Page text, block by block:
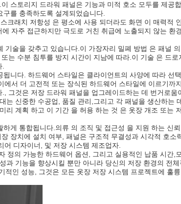
스토리지 드라워 패널은 기능과 미적 호소 모두를 제공
를 충족하도록 설계되었습니다.
래치 저항성 은 평소에 사용 되더라도 화면 이 매력적
자주 접근하지만 극도로 거친 취급에 노출되지 않는 환
술을 갖추고 있습니다.이 가장자리 밀폐 방법 은 패널
는 수분 침투를 방지 시간이 지남에 따라.이 기술 은 드
.
니다. 하드웨어 스타일은 클라이언트의 사양에 따라 선
서 더 고전적 또는 장식된 하드웨어 스타일에 이르기까
그것은 저장 드라워 패널을 업그레이드하는 데 번거로움
신중한 수공업, 품질 관리,그리고 각 패널을 생산하는
계획 하고 이 기간 을 허용 하는 것 은 옷장 개조 또는
게 통합됩니다.의류 의 조직 및 접근성 을 지원 하는 신
장치에 설치 여부, 패널은 구조적 무결성과 시각적 호소
어 디자이너, 및 저장 시스템 제조업자.
의 가능한 하드웨어 옵션, 그리고 실용적인 납품 시간,
기능을 향상시킬 뿐만 아니라 당신의 저장 환경의 전
인 성능, 그것은 모든 옷장 저장 시스템 프로젝트에 훌